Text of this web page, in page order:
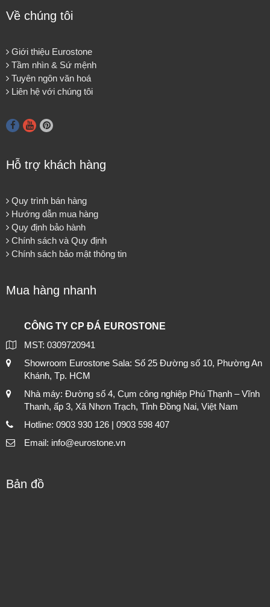
Về chúng tôi
Giới thiệu Eurostone
Tầm nhìn & Sứ mệnh
Tuyên ngôn văn hoá
Liên hệ với chúng tôi
Hỗ trợ khách hàng
Quy trình bán hàng
Hướng dẫn mua hàng
Quy định bảo hành
Chính sách và Quy định
Chính sách bảo mật thông tin
Mua hàng nhanh
CÔNG TY CP ĐÁ EUROSTONE
MST: 0309720941
Showroom Eurostone Sala: Số 25 Đường số 10, Phường An
Khánh, Tp. HCM
Nhà máy: Đường số 4, Cụm công nghiệp Phú Thạnh – Vĩnh
Thanh, ấp 3, Xã Nhơn Trạch, Tỉnh Đồng Nai, Việt Nam
Hotline: 0903 930 126 | 0903 598 407
Email: info@eurostone.vn
Bản đồ